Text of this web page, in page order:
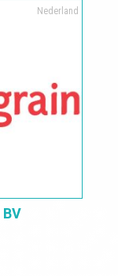
Nederland